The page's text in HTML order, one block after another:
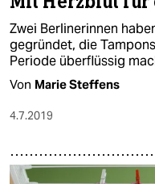
Zwei Berlinerinnen
gegründet, die
Periode überflüssig
Von Marie Steffens
4.7.2019